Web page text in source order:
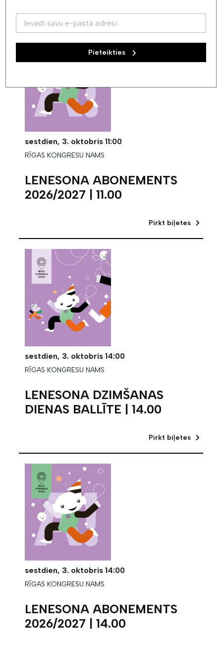
sestdien, 3. oktobris 11:00
RĪGAS KONGRESU NAMS
LENESONA ABONEMENTS
2026/2027 | 11.00
Pirkt biļetes
sestdien, 3. oktobris 14:00
RĪGAS KONGRESU NAMS
LENESONA DZIMŠANAS
DIENAS BALLĪTE | 14.00
Pirkt biļetes
sestdien, 3. oktobris 14:00
RĪGAS KONGRESU NAMS
LENESONA ABONEMENTS
2026/2027 | 14.00
Pieteikties